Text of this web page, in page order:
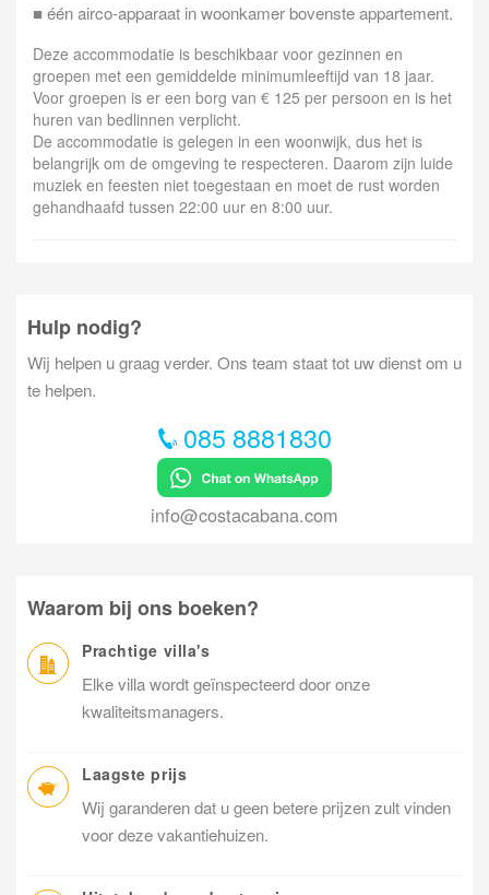
■ één airco-apparaat in woonkamer bovenste appartement.
Deze accommodatie is beschikbaar voor gezinnen en
groepen met een gemiddelde minimumleeftijd van 18 jaar.
Voor groepen is er een borg van € 125 per persoon en is het
huren van bedlinnen verplicht.
De accommodatie is gelegen in een woonwijk, dus het is
belangrijk om de omgeving te respecteren. Daarom zijn luide
muziek en feesten niet toegestaan en moet de rust worden
gehandhaafd tussen 22:00 uur en 8:00 uur.
Hulp nodig?
Wij helpen u graag verder. Ons team staat tot uw dienst om u
te helpen.
085 8881830
info@costacabana.com
Waarom bij ons boeken?
Prachtige villa's
Elke villa wordt geïnspecteerd door onze
kwaliteitsmanagers.
Laagste prijs
Wij garanderen dat u geen betere prijzen zult vinden
voor deze vakantiehuizen.